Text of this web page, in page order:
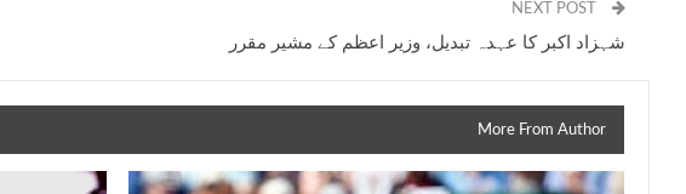
NEXT POST
شہزاد اکبر کا عہدہ تبدیل، وزیر اعظم کے مشیر مقرر
More From Author